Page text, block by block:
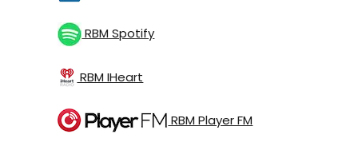
RBM Spotify
RBM IHeart
RBM Player FM